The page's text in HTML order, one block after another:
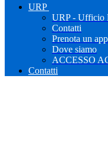
URP
URP - Ufficio
Contatti
Prenota un
Dove siamo
ACCESSO
Contatti